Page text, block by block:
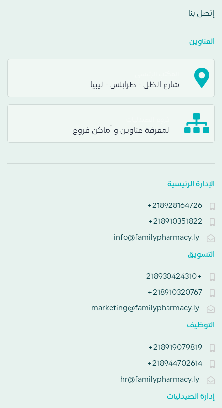
إتصل بنا
العناوين
شارع الظل - طرابلس - ليبيا
لمعرفة عناوين و أماكن فروع
الإدارة الرئيسية
218928164726+
218910351822+
info@familypharmacy.ly
التسويق
+218930424310
218910320767+
marketing@familypharmacy.ly
التوظيف
218919079819+
218944702614+
hr@familypharmacy.ly
إدارة الصيدليات